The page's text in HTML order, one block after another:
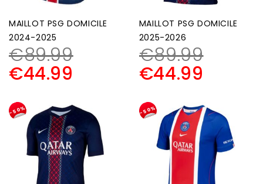
MAILLOT PSG DOMICILE
2024-2025
€89.99
€44.99
MAILLOT PSG DOMICILE
2025-2026
€89.99
€44.99
-50% -50%